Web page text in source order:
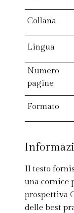
Collana
Lingua
Numero
pagine
Formato
Il testo
una cornice
prospettiva
delle best